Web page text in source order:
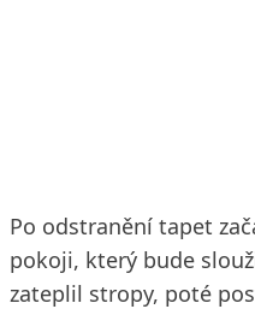
Po odstranění tapet
pokoji, který bude
zateplil stropy, poté